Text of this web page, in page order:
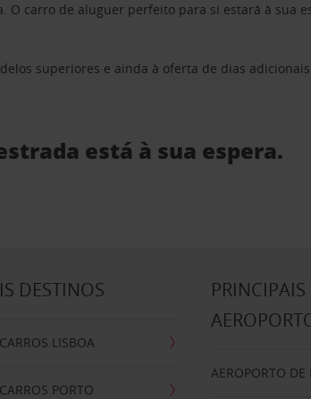
carro de aluguer perfeito para si estará à sua
superiores e ainda à oferta de dias
está à sua espera.
DESTINOS
LISBOA
PORTO
PRINCIPAIS
AEROPORTO DE